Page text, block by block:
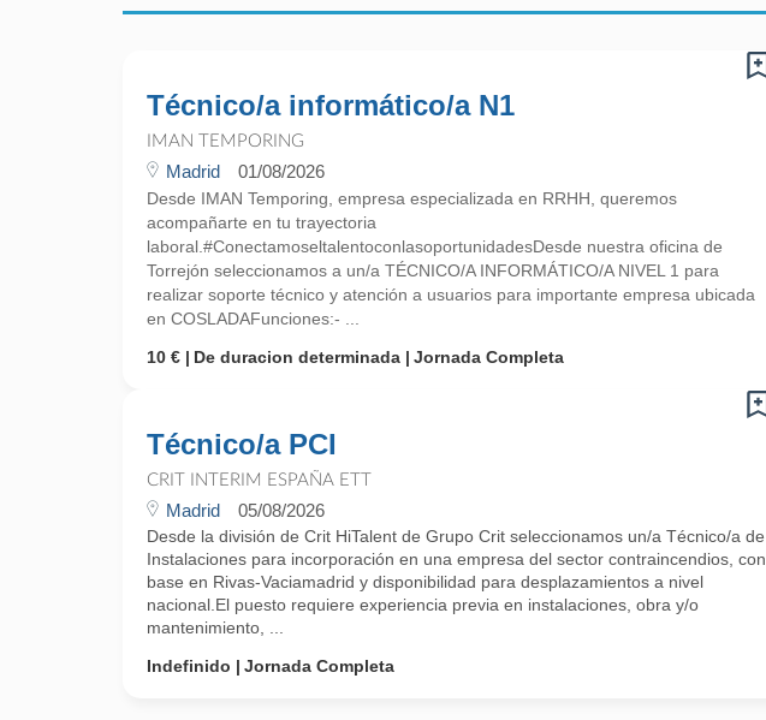
Técnico/a informático/a N1
IMAN TEMPORING
Madrid 01/08/2026
Desde IMAN Temporing, empresa especializada en RRHH, queremos
acompañarte en tu trayectoria
laboral.#ConectamoseltalentoconlasoportunidadesDesde nuestra oficina de
Torrejón seleccionamos a un/a TÉCNICO/A INFORMÁTICO/A NIVEL 1 para
realizar soporte técnico y atención a usuarios para importante empresa ubicada
en COSLADAFunciones:- ...
10 €
De duracion determinada Jornada Completa
Técnico/a PCI
CRIT INTERIM ESPAÑA ETT
Madrid 05/08/2026
Desde la división de Crit HiTalent de Grupo Crit seleccionamos un/a Técnico/a de
Instalaciones para incorporación en una empresa del sector contraincendios, con
base en Rivas-Vaciamadrid y disponibilidad para desplazamientos a nivel
nacional.El puesto requiere experiencia previa en instalaciones, obra y/o
mantenimiento, ...
Indefinido
Jornada Completa